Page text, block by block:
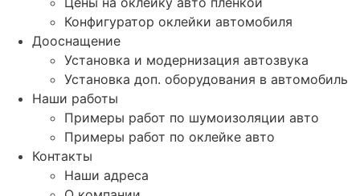
Конфигуратор оклейки автомобиля
Дооснащение
Установка и модернизация автозвука
Установка доп. оборудования в автомобиль
Наши работы
Примеры работ по шумоизоляции авто
Примеры работ по оклейке авто
Контакты
Наши адреса